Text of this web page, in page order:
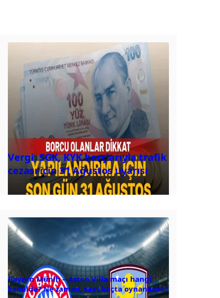
Vergi, SGK, KYK borçlarıyla trafik
cezası için 31 Ağustos uyarısı
Bayern Münih – Aston Villa maçı hangi
kanalda? Ne zaman, saat kaçta oynanacak?